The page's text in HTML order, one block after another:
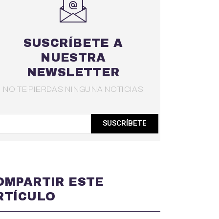
SUSCRÍBETE A
NUESTRA
NEWSLETTER
NO TE PIERDAS NINGUNA NOTICIAS
SUSCRÍBETE
ESTE